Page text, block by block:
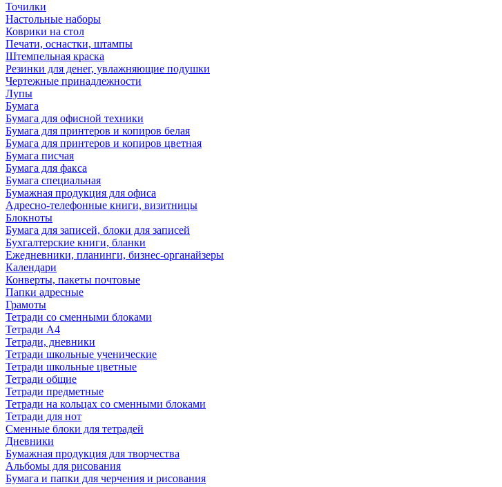
Точилки
Настольные наборы
Коврики на стол
Печати, оснастки, штампы
Штемпельная краска
Резинки для денег, увлажняющие подушки
Чертежные принадлежности
Лупы
Бумага
Бумага для офисной техники
Бумага для принтеров и копиров белая
Бумага для принтеров и копиров цветная
Бумага писчая
Бумага для факса
Бумага специальная
Бумажная продукция для офиса
Адресно-телефонные книги, визитницы
Блокноты
Бумага для записей, блоки для записей
Бухгалтерские книги, бланки
Ежедневники, планинги, бизнес-органайзеры
Календари
Конверты, пакеты почтовые
Папки адресные
Грамоты
Тетради со сменными блоками
Тетради А4
Тетради, дневники
Тетради школьные ученические
Тетради школьные цветные
Тетради общие
Тетради предметные
Тетради на кольцах со сменными блоками
Тетради для нот
Сменные блоки для тетрадей
Дневники
Бумажная продукция для творчества
Альбомы для рисования
Бумага и папки для черчения и рисования